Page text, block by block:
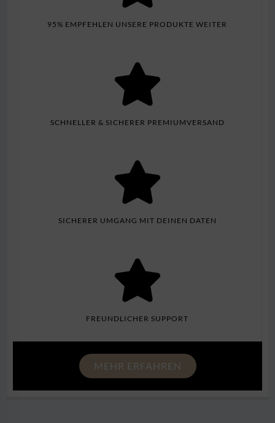
95% EMPFEHLEN UNSERE PRODUKTE WEITER
SCHNELLER & SICHERER PREMIUMVERSAND
SICHERER UMGANG MIT DEINEN DATEN
FREUNDLICHER SUPPORT
MEHR ERFAHREN